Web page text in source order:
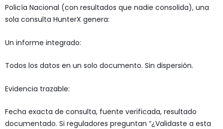
Policía Nacional (con resultados que nadie consolida), una
sola consulta HunterX genera:
Un informe integrado:
Todos los datos en un solo documento. Sin dispersión.
Evidencia trazable:
Fecha exacta de consulta, fuente verificada, resultado
documentado. Si reguladores preguntan “¿Validaste a esta